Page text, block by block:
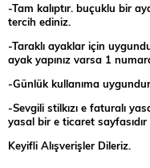
-Tam kalıptır. buçuklu bir
tercih ediniz.
-Taraklı ayaklar için
ayak yapınız varsa 1
-Günlük kullanıma
-Sevgili stilkızı e faturalı
yasal bir e ticaret sayfasıdır
Keyifli Alışverişler Dileriz.